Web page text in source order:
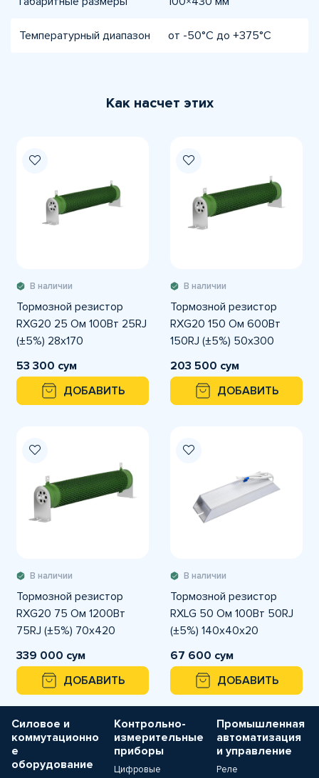
Температурный диапазон от -50°C до +375°C
Как насчет этих
В наличии
Тормозной резистор
RXG20 25 Ом 100Вт 25RJ
(±5%) 28x170
53 300 сум
ДОБАВИТЬ
В наличии
Тормозной резистор
RXG20 150 Ом 600Вт
150RJ (±5%) 50x300
203 500 сум
ДОБАВИТЬ
В наличии
Тормозной резистор
RXG20 75 Ом 1200Вт
75RJ (±5%) 70x420
339 000 сум
ДОБАВИТЬ
В наличии
Тормозной резистор
RXLG 50 Ом 100Вт 50RJ
(±5%) 140x40x20
67 600 сум
ДОБАВИТЬ
Силовое и
коммутационно
е
оборудование
Контрольно-
измерительные
приборы
Цифровые
Промышленная
автоматизация
и управление
Реле